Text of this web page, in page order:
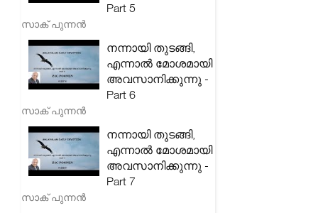
Part 5
സാക് പുന്നൻ
നന്നായി തുടങ്ങി,
എന്നാൽ മോശമായി
അവസാനിക്കുന്നു -
Part 6
സാക് പുന്നൻ
നന്നായി തുടങ്ങി,
എന്നാൽ മോശമായി
അവസാനിക്കുന്നു -
Part 7
സാക് പുന്നൻ